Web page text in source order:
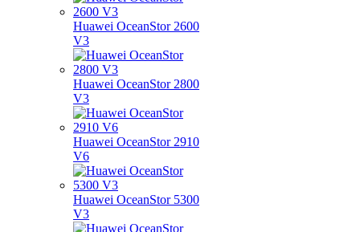
Huawei OceanStor 2600
V3
Huawei OceanStor 2800
V3
Huawei OceanStor 2910
V6
Huawei OceanStor 5300
V3